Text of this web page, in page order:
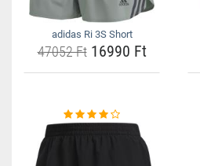
adidas Ri 3S Short
47052 Ft16990 Ft